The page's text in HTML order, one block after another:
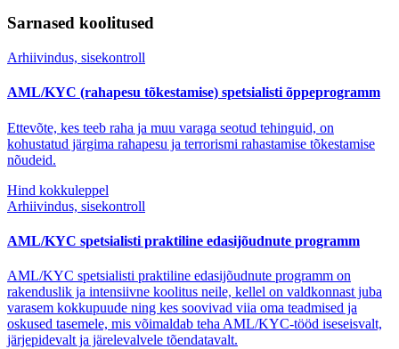
Sarnased koolitused
Arhiivindus, sisekontroll
AML/KYC (rahapesu tõkestamise) spetsialisti õppeprogramm
Ettevõte, kes teeb raha ja muu varaga seotud tehinguid, on
kohustatud järgima rahapesu ja terrorismi rahastamise tõkestamise
nõudeid.
Hind kokkuleppel
Arhiivindus, sisekontroll
AML/KYC spetsialisti praktiline edasijõudnute programm
AML/KYC spetsialisti praktiline edasijõudnute programm on
rakenduslik ja intensiivne koolitus neile, kellel on valdkonnast juba
varasem kokkupuude ning kes soovivad viia oma teadmised ja
oskused tasemele, mis võimaldab teha AML/KYC-tööd iseseisvalt,
järjepidevalt ja järelevalvele tõendatavalt.